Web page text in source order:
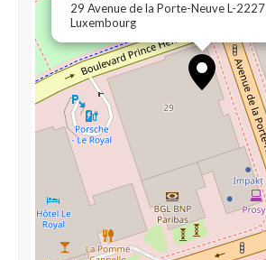
29 Avenue de la Porte-Neuve L-2227
Luxembourg